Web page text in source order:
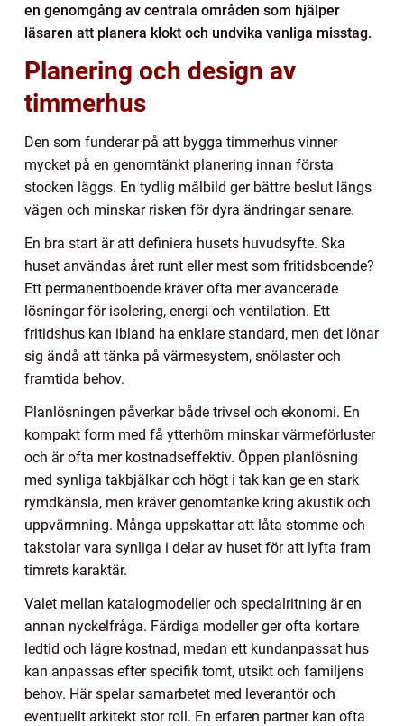
en genomgång av centrala områden som hjälper
läsaren att planera klokt och undvika vanliga misstag.
Planering och design av
timmerhus
Den som funderar på att bygga timmerhus vinner
mycket på en genomtänkt planering innan första
stocken läggs. En tydlig målbild ger bättre beslut längs
vägen och minskar risken för dyra ändringar senare.
En bra start är att definiera husets huvudsyfte. Ska
huset användas året runt eller mest som fritidsboende?
Ett permanentboende kräver ofta mer avancerade
lösningar för isolering, energi och ventilation. Ett
fritidshus kan ibland ha enklare standard, men det lönar
sig ändå att tänka på värmesystem, snölaster och
framtida behov.
Planlösningen påverkar både trivsel och ekonomi. En
kompakt form med få ytterhörn minskar värmeförluster
och är ofta mer kostnadseffektiv. Öppen planlösning
med synliga takbjälkar och högt i tak kan ge en stark
rymdkänsla, men kräver genomtanke kring akustik och
uppvärmning. Många uppskattar att låta stomme och
takstolar vara synliga i delar av huset för att lyfta fram
timrets karaktär.
Valet mellan katalogmodeller och specialritning är en
annan nyckelfråga. Färdiga modeller ger ofta kortare
ledtid och lägre kostnad, medan ett kundanpassat hus
kan anpassas efter specifik tomt, utsikt och familjens
behov. Här spelar samarbetet med leverantör och
eventuellt arkitekt stor roll. En erfaren partner kan ofta